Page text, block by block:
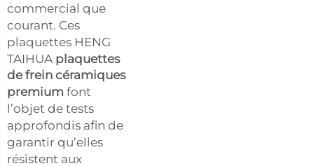
commercial que
courant. Ces
plaquettes HENG
TAIHUA plaquettes
de frein céramiques
premium font
l’objet de tests
approfondis afin de
garantir qu’elles
résistent aux